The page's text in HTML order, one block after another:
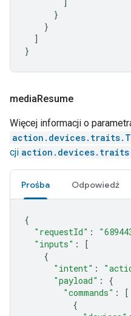
}
}
]
}
mediaResume
Więcej informacji o
cji
Prośba Odpowiedź
{
"requestId" :
"inputs" :
[
{
"intent" :
"payload" :
{
"commands" :
[
{